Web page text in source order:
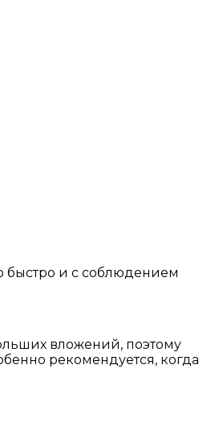
быстро и с соблюдением
вложений, поэтому
рекомендуется, когда